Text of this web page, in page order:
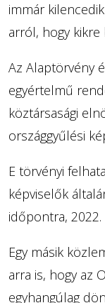
immár
arról, hogy kikre
Az Alaptörvény
egyértelmű
köztársasági
országgyűlési
E törvényi
képviselők
időpontra,
Egy másik
arra is, hogy az
egyhangúlag